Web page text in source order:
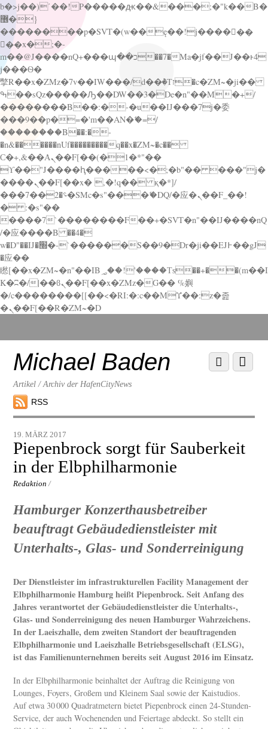
b�>j��)΄��!P�����ԫ��&���;�"k��B�
޶�}
��������p�SVT�(w��ę��!j������
��x�;�-
m��@J����nQ+���պ��כ��7�Ma�jf��J��ͱ4
j���Ѳ�
撆R��x�ZMz�7v��IW���/d��ٞ�Тז�c�ZM~�ji��
ߒ��sQz�����Ԡ��DW��3�De�n"��M�+/
��������B��:�-�u��IJ���7j�委
���9��p�=�'m��AN�ޭ�=/
��������B��:�-
�n&������nUf���������q��x�ZM~�c��
Ϲ�+,&��Ὰܢ��F[��(�1�*"��
ϒ��"J����ԧ�����<�;�b"�� ���"j�
����ܢ��F[��x� ,�!q�� қ�*]/
���؝�2��7�SMc�s"���ޭ�DQ/�应�ܢ��F_��!
� :�s"��
����7`��������F��+�SVT�n"��IJ����nQ
/�应����B ��4�
w�D"��IJ�׭�-`������S��9�Dr�ji��EJ߅��gJ
�应��
矁[��x�ZM~�n"��IB؃��!'����Тѕ��+��(m��I
K�ʭ�/|��ϐܢ��F[��x�ZMz�G�� %嬩
�/c��������[[��<�RI:�:c��MΎ��:z�졾
�ܢ��F[��R�ZM~�D
down
contentMichael Baden
Artikel / Archiv der HafenCityNews
RSS
Menu
Scroll
down
19. MÄRZ 2017
Piepenbrock sorgt für Sauberkeit
in der Elbphilharmonie
Redaktion /
Hamburger Konzerthausbetreiber
beauftragt Gebäudedienstleister mit
Unterhalts-, Glas- und Sonderreinigung
Der Dienstleister im infrastrukturellen Facility Management der
Elbphilharmonie Hamburg heißt Piepenbrock. Seit Anfang des
Jahres verantwortet der Gebäudedienstleister die Unterhalts-,
Glas- und Sonderreinigung des neuen Hamburger Wahrzeichens.
In der Laeiszhalle, dem zweiten Standort der beauftragenden
Elbphilharmonie und Laeiszhalle Betriebsgesellschaft (ELSG),
ist das Familienunternehmen bereits seit August 2016 im Einsatz.
In der Elbphilharmonie beinhaltet der Auftrag die Reinigung von
Lounges, Foyers, Großem und Kleinem Saal sowie der Kaistudios.
Auf etwa 30 000 Quadratmetern bietet Piepenbrock einen 24-Stunden-
Service, der auch Wochenenden und Feiertage abdeckt. So stellt ein